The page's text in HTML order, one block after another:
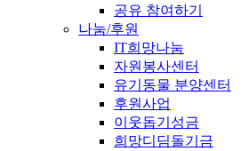
공유 참여하기
나눔/후원
IT희망나눔
자원봉사센터
유기동물 분양센터
후원사업
이웃돕기성금
희망디딤돌기금